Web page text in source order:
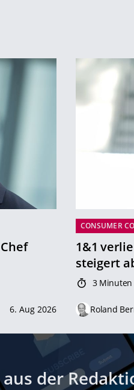
6. Aug 2026
CONSUMER
1&1
steigert
3 Minuten
Roland
der